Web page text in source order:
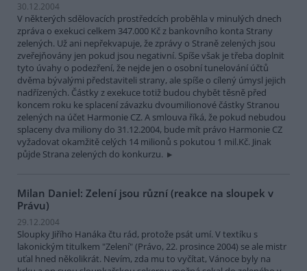
30.12.2004
V některých sdělovacích prostředcích proběhla v minulých dnech
zpráva o exekuci celkem 347.000 Kč z bankovního konta Strany
zelených. Už ani nepřekvapuje, že zprávy o Straně zelených jsou
zveřejňovány jen pokud jsou negativní. Spíše však je třeba doplnit
tyto úvahy o podezření, že nejde jen o osobní tunelování účtů
dvěma bývalými představiteli strany, ale spíše o cílený úmysl jejich
nadřízených. Částky z exekuce totiž budou chybět těsně před
koncem roku ke splacení závazku dvoumilionové částky Stranou
zelených na účet Harmonie CZ. A smlouva říká, že pokud nebudou
splaceny dva miliony do 31.12.2004, bude mít právo Harmonie CZ
vyžadovat okamžitě celých 14 milionů s pokutou 1 mil.Kč. Jinak
půjde Strana zelených do konkurzu.
Milan Daniel: Zelení jsou různí (reakce na sloupek v
Právu)
29.12.2004
Sloupky Jiřího Hanáka čtu rád, protože psát umí. V textíku s
lakonickým titulkem "Zelení" (Právo, 22. prosince 2004) se ale mistr
uťal hned několikrát. Nevím, zda mu to vyčítat, Vánoce byly na